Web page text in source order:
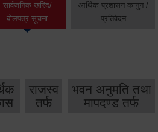
सार्वजनिक खरिद/
बोलपत्र सूचना
आर्थिक प्रशासन कानुन /
प्रतिवेदन
राजस्व
तर्फ
भवन अनुमति तथा
मापदण्ड तर्फ